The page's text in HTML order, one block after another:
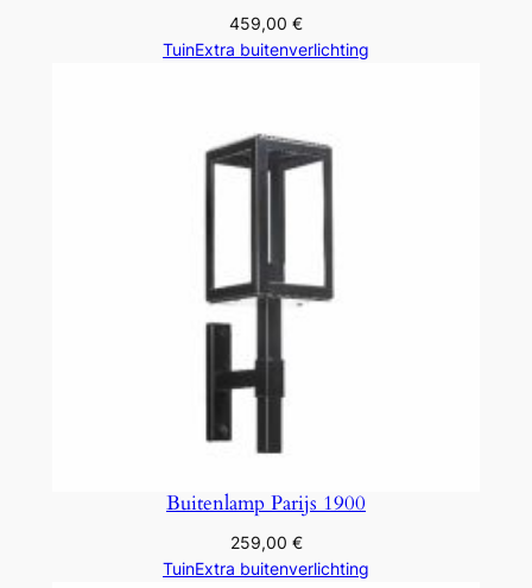
459,00 €
TuinExtra buitenverlichting
Buitenlamp Parijs 1900
259,00 €
TuinExtra buitenverlichting